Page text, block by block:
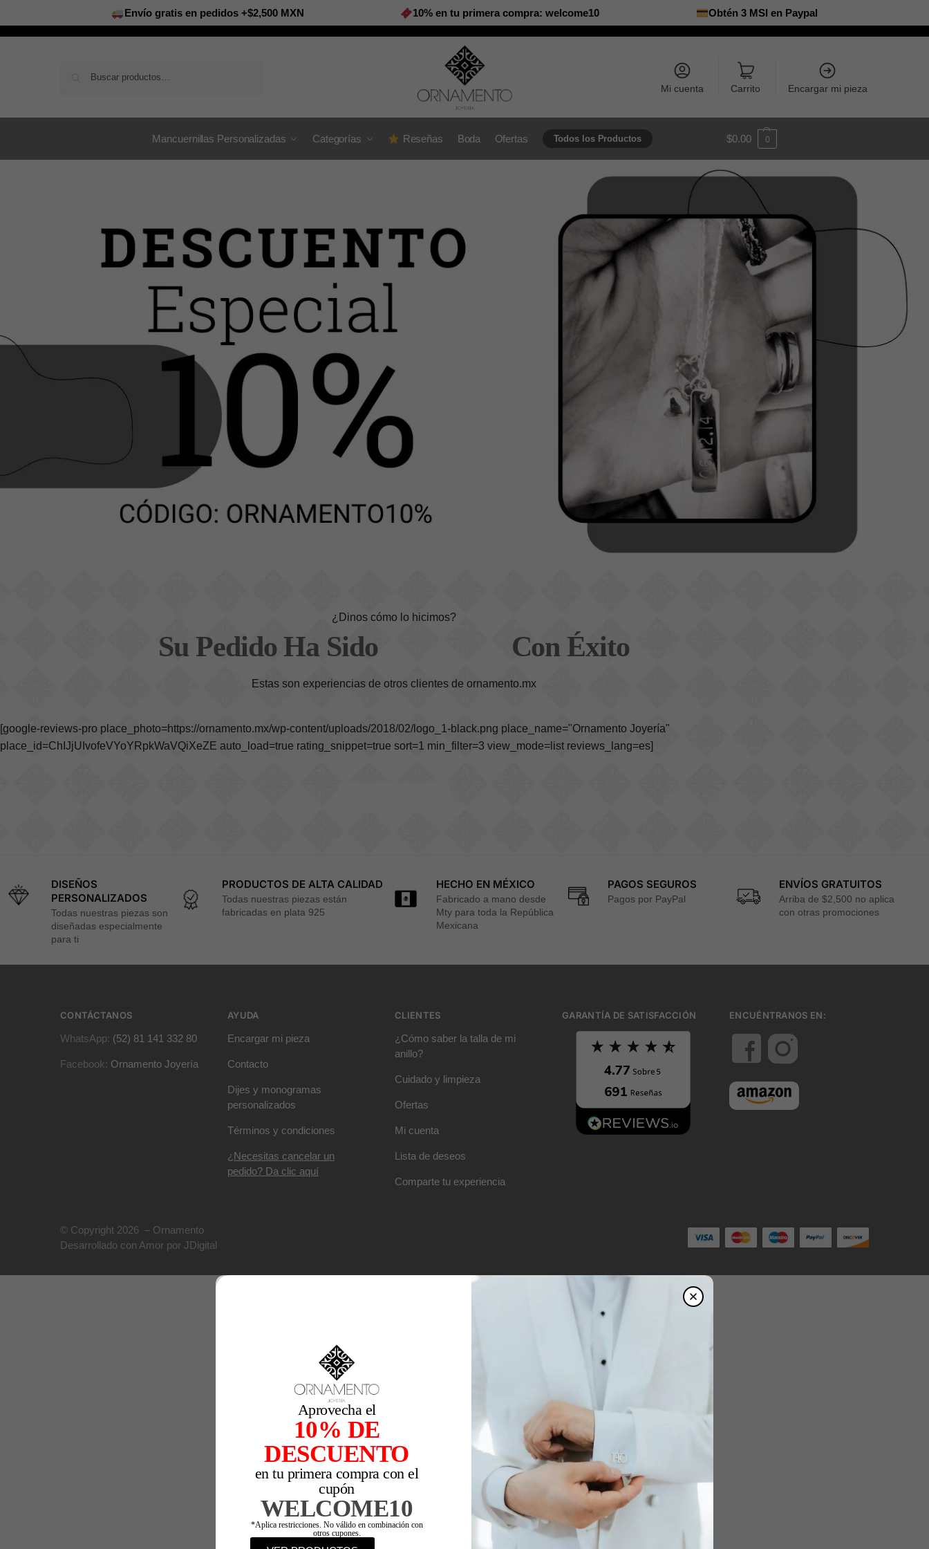
Envío gratis en pedidos +$2,500 MXN 10% en tu primera compra: welcome10 Obtén 3 MSI en Paypal
Mi cuenta Carrito Encargar mi pieza
Mancuernillas Personalizadas Categorías Reseñas Boda Ofertas Todos los Productos $0.00 0
¿Dinos cómo lo hicimos?
Su Pedido Ha Sido Con Éxito
Estas son experiencias de otros clientes de ornamento.mx
[google-reviews-pro place_photo=https://ornamento.mx/wp-content/uploads/2018/02/logo_1-black.png place_name="Ornamento Joyería"
place_id=ChIJjUIvofeVYoYRpkWaVQiXeZE auto_load=true rating_snippet=true sort=1 min_filter=3 view_mode=list reviews_lang=es]
DISEÑOS
PERSONALIZADOS
Todas nuestras piezas son
diseñadas especialmente
para ti
PRODUCTOS DE ALTA CALIDAD
Todas nuestras piezas están
fabricadas en plata 925
HECHO EN MÉXICO
Fabricado a mano desde
Mty para toda la República
Mexicana
PAGOS SEGUROS
Pagos por PayPal
ENVÍOS GRATUITOS
Arriba de $2,500 no aplica
con otras promociones
CONTÁCTANOS
WhatsApp: (52) 81 141 332 80
Facebook: Ornamento Joyería
AYUDA
Encargar mi pieza
Contacto
Dijes y monogramas
personalizados
Términos y condiciones
¿Necesitas cancelar un
pedido? Da clic aquí
CLIENTES
¿Cómo saber la talla de mi
anillo?
Cuidado y limpieza
Ofertas
Mi cuenta
Lista de deseos
Comparte tu experiencia
GARANTÍA DE SATISFACCIÓN ENCUÉNTRANOS EN:
© Copyright 2026 – Ornamento
Desarrollado con Amor por JDigital
Aprovecha el
10% DE
DESCUENTO
en tu primera compra con el
cupón
WELCOME10
*Aplica restricciones. No válido en combinación con
otros cupones.